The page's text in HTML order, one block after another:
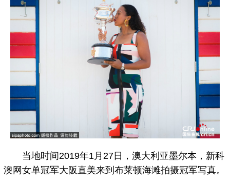
当地时间2019年1月27日，澳大利亚墨尔本，新科
澳网女单冠军大阪直美来到布莱顿海滩拍摄冠军写真。